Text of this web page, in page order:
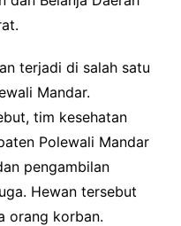
terjadi di salah satu
Mandar.
tim kesehatan
Polewali Mandar
pengambilan
Hewan tersebut
orang korban.